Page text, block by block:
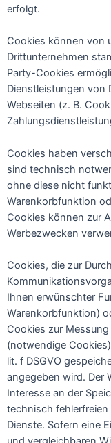
erfolgt.
Cookies können von
Drittunternehmen
Party-Cookies
Dienstleistungen von
Webseiten (z. B.
Cookies haben
sind technisch
ohne diese nicht
Warenkorbfunktion
Cookies können zur
Werbezwecken
Cookies, die zur
Ihnen erwünschter
Warenkorbfunktion)
Cookies zur
(notwendige
lit. f DSGVO
angegeben wird. Der
Interesse an der
technisch
Dienste. Sofern eine